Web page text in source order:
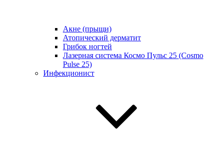
Акне (прыщи)
Атопический дерматит
Грибок ногтей
Лазерная система Космо Пульс 25 (Cosmo
Pulse 25)
Инфекционист